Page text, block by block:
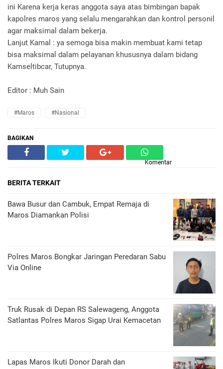
ini Karena kerja keras anggota saya atas bimbingan bapak
kapolres maros yang selalu mengarahkan dan kontrol personil
agar maksimal dalam bekerja.
Lanjut Kamal : ya semoga bisa makin membuat kami tetap
bisa maksimal dalam pelayanan khususnya dalam bidang
Kamseltibcar, Tutupnya.
Editor : Muh Sain
#Maros #Nasional
BAGIKAN
Komentar
BERITA TERKAIT
Bawa Busur dan Cambuk, Empat Remaja di
Maros Diamankan Polisi
Polres Maros Bongkar Jaringan Peredaran Sabu
Via Online
Truk Rusak di Depan RS Salewageng, Anggota
Satlantas Polres Maros Sigap Urai Kemacetan
Lapas Maros Ikuti Donor Darah dan